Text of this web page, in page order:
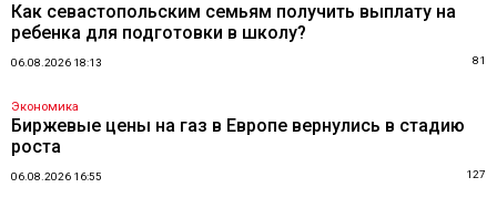
Как севастопольским семьям получить выплату на
ребенка для подготовки в школу?
06.08.2026 18:13 81
Экономика
Биржевые цены на газ в Европе вернулись в стадию
роста
06.08.2026 16:55 127